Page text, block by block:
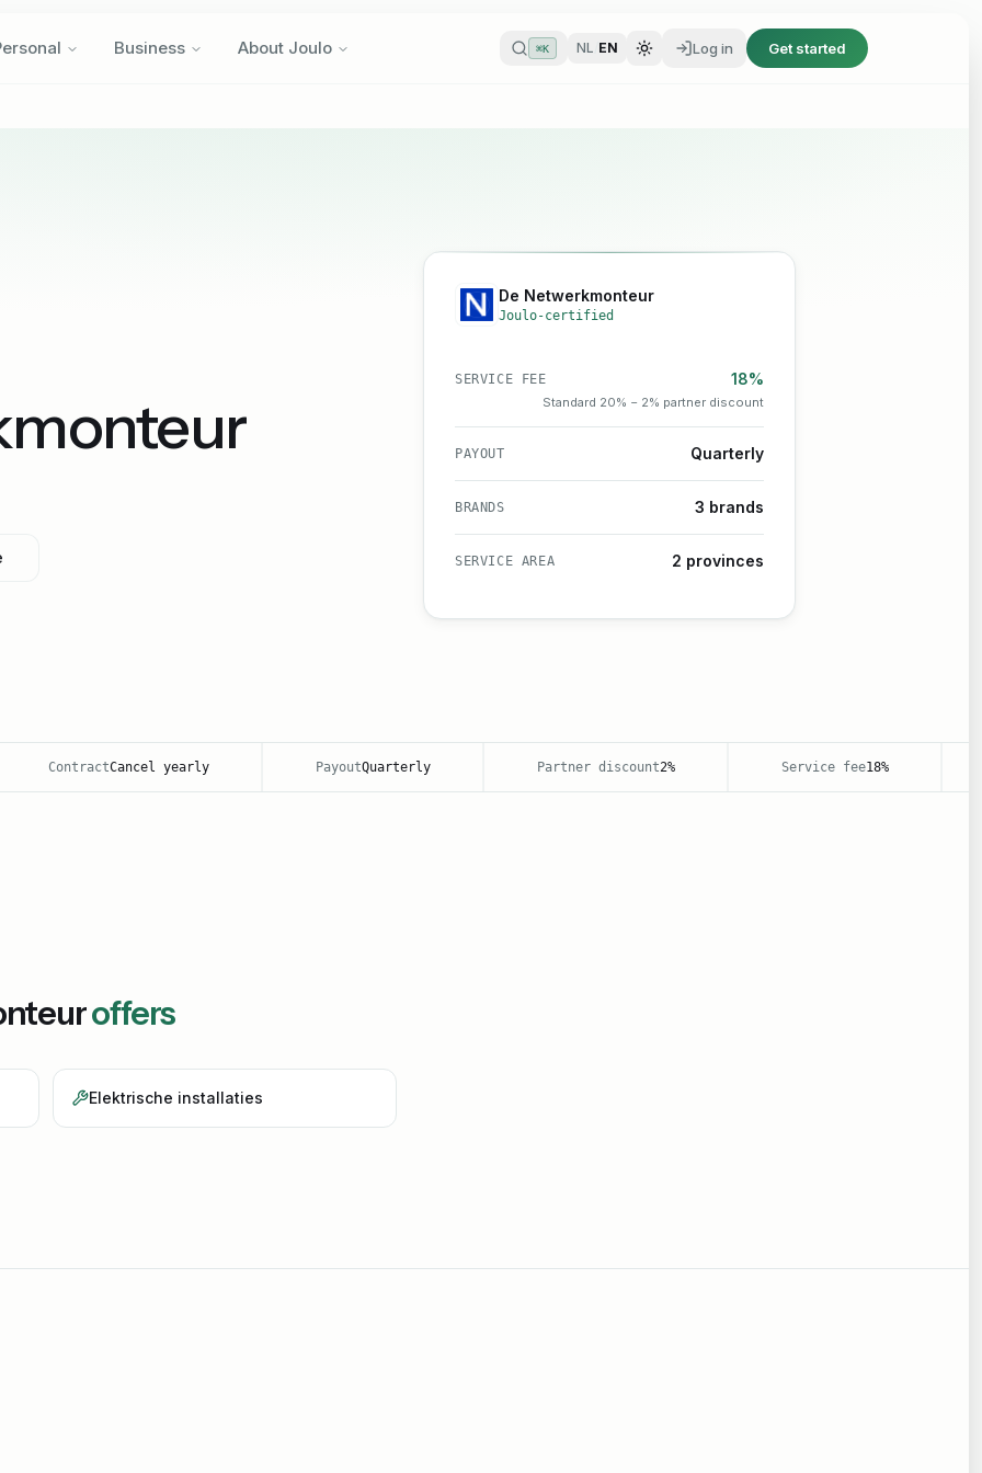
Business About Joulo ⌘K NL EN Log in Get started
Get started
De Netwerkmonteur
Joulo-certified
SERVICE FEE 18%
Standard 20% − 2% partner discount
PAYOUT Quarterly
BRANDS 3 brands
SERVICE AREA 2 provinces
ContractCancel yearly PayoutQuarterly Partner discount2% Service fee 18%
offers
Elektrische installaties